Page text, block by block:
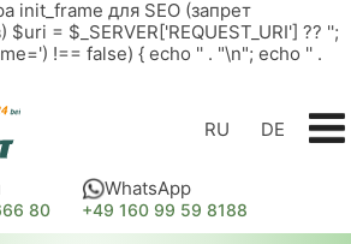
init_frame для SEO (запрет
= $_SERVER['REQUEST_URI'] ?? '';
!== false) { echo '' . "\n"; echo '' .
80
WhatsApp
+49 160 99 59 8188
RU DE